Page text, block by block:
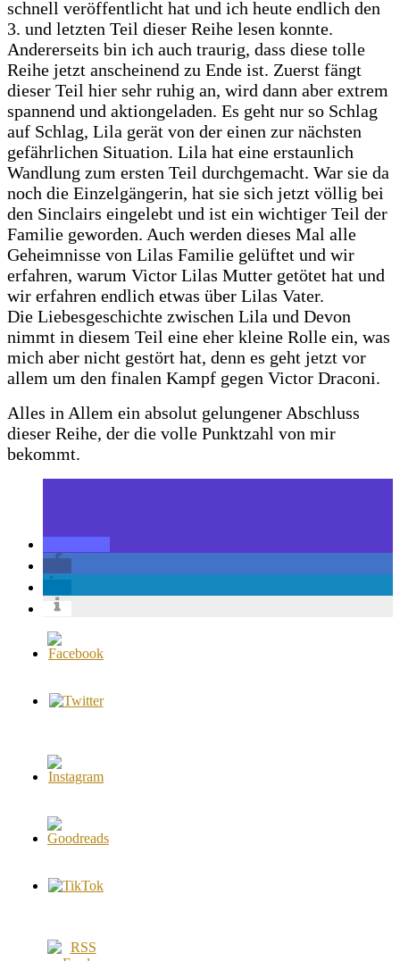
schnell veröffentlicht hat und ich heute endlich den
3. und letzten Teil dieser Reihe lesen konnte.
Andererseits bin ich auch traurig, dass diese tolle
Reihe jetzt anscheinend zu Ende ist. Zuerst fängt
dieser Teil hier sehr ruhig an, wird dann aber extrem
spannend und aktiongeladen. Es geht nur so Schlag
auf Schlag, Lila gerät von der einen zur nächsten
gefährlichen Situation. Lila hat eine erstaunlich
Wandlung zum ersten Teil durchgemacht. War sie da
noch die Einzelgängerin, hat sie sich jetzt völlig bei
den Sinclairs eingelebt und ist ein wichtiger Teil der
Familie geworden. Auch werden dieses Mal alle
Geheimnisse von Lilas Familie gelüftet und wir
erfahren, warum Victor Lilas Mutter getötet hat und
wir erfahren endlich etwas über Lilas Vater.
Die Liebesgeschichte zwischen Lila und Devon
nimmt in diesem Teil eine eher kleine Rolle ein, was
mich aber nicht gestört hat, denn es geht jetzt vor
allem um den finalen Kampf gegen Victor Draconi.
Alles in Allem ein absolut gelungener Abschluss
dieser Reihe, der die volle Punktzahl von mir
bekommt.